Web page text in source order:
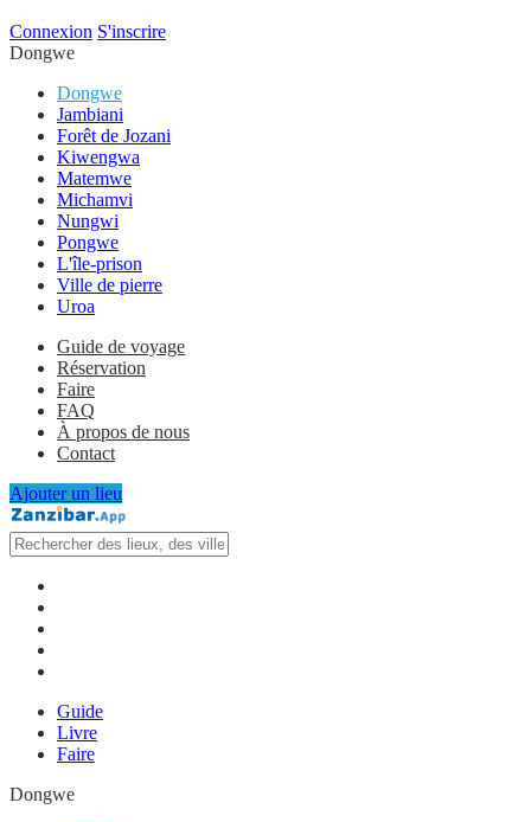
Connexion S'inscrire
Dongwe
Dongwe
Jambiani
Forêt de Jozani
Kiwengwa
Matemwe
Michamvi
Nungwi
Pongwe
L'île-prison
Ville de pierre
Uroa
Guide de voyage
Réservation
Faire
FAQ
À propos de nous
Contact
Ajouter un lieu
Guide
Livre
Faire
Dongwe